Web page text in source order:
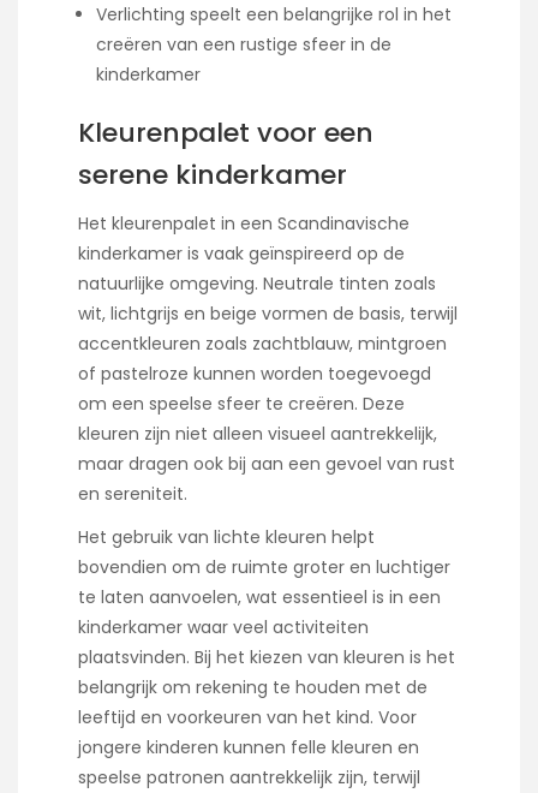
Verlichting speelt een belangrijke rol in het
creëren van een rustige sfeer in de
kinderkamer
Kleurenpalet voor een
serene kinderkamer
Het kleurenpalet in een Scandinavische
kinderkamer is vaak geïnspireerd op de
natuurlijke omgeving. Neutrale tinten zoals
wit, lichtgrijs en beige vormen de basis, terwijl
accentkleuren zoals zachtblauw, mintgroen
of pastelroze kunnen worden toegevoegd
om een speelse sfeer te creëren. Deze
kleuren zijn niet alleen visueel aantrekkelijk,
maar dragen ook bij aan een gevoel van rust
en sereniteit.
Het gebruik van lichte kleuren helpt
bovendien om de ruimte groter en luchtiger
te laten aanvoelen, wat essentieel is in een
kinderkamer waar veel activiteiten
plaatsvinden. Bij het kiezen van kleuren is het
belangrijk om rekening te houden met de
leeftijd en voorkeuren van het kind. Voor
jongere kinderen kunnen felle kleuren en
speelse patronen aantrekkelijk zijn, terwijl